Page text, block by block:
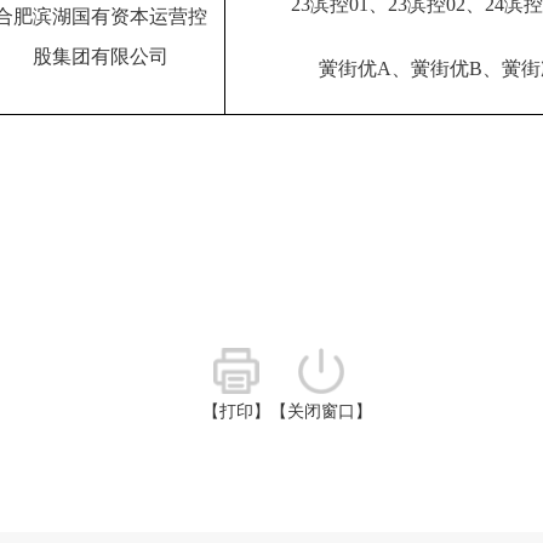
肥滨湖国有资本运营控
股集团有限公司
23滨控01、 23滨控02、 24滨控
黉街优A、黉街优B、黉
【打印】 【关闭窗口】